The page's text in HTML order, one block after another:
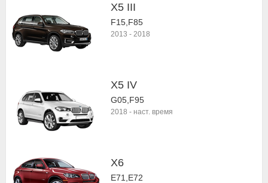
X5 III
F15,F85
2013 - 2018
X5 IV
G05,F95
2018 - наст. время
X6
E71,E72